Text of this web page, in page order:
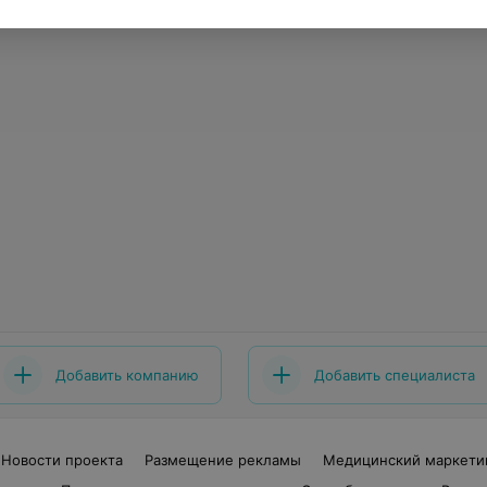
Добавить компанию Добавить специалиста
Новости проекта Размещение рекламы
Медицинский